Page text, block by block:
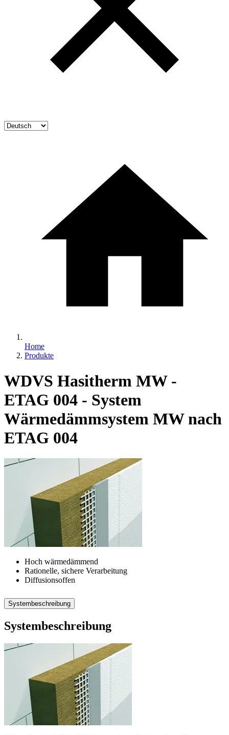
Home
Produkte
WDVS Hasitherm MW -
ETAG 004 - System
Wärmedämmsystem MW nach
ETAG 004
Hoch wärmedämmend
Rationelle, sichere Verarbeitung
Diffusionsoffen
Systembeschreibung
Systembeschreibung